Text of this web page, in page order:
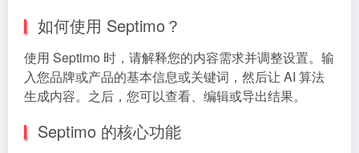
如何使用 Septimo？
使用 Septimo 时，请解释您的内容需求并调整设置。输
入您品牌或产品的基本信息或关键词，然后让 AI 算法
生成内容。之后，您可以查看、编辑或导出结果。
Septimo 的核心功能